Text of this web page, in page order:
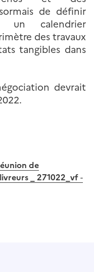
de
_ 271022_vf-
de définir
un calendrier
des travaux
tangibles dans
devrait